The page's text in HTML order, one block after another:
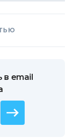
в email